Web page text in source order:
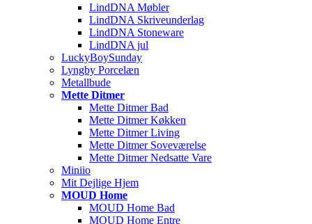
LindDNA Møbler
LindDNA Skriveunderlag
LindDNA Stoneware
LindDNA jul
LuckyBoySunday
Lyngby Porcelæn
Metallbude
Mette Ditmer
Mette Ditmer Bad
Mette Ditmer Køkken
Mette Ditmer Living
Mette Ditmer Soveværelse
Mette Ditmer Nedsatte Vare
Miniio
Mit Dejlige Hjem
MOUD Home
MOUD Home Bad
MOUD Home Entre